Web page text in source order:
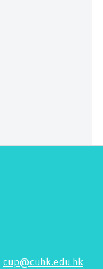
cup@cuhk.edu.hk